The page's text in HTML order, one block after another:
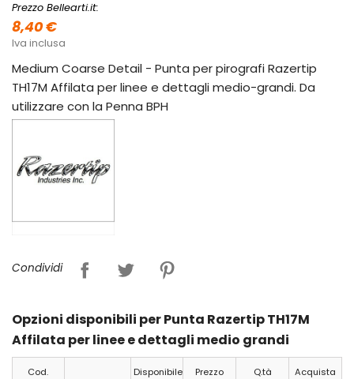
Prezzo Bellearti.it:
8,40 €
Iva inclusa
Medium Coarse Detail - Punta per pirografi Razertip
TH17M Affilata per linee e dettagli medio-grandi. Da
utilizzare con la Penna BPH
Condividi
Opzioni disponibili per Punta Razertip TH17M
Affilata per linee e dettagli medio grandi
Cod. Disponibile Prezzo Q.tà Acquista